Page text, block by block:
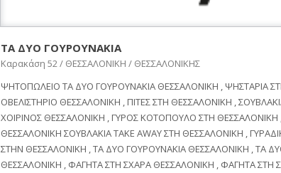
ΤΑ ΔΥΟ ΓΟΥΡΟΥΝΑΚΙΑ
Καρακάση 52 / ΘΕΣΣΑΛΟΝΙΚΗ / ΘΕΣΣΑΛΟΝΙΚΗΣ
ΨΗΤΟΠΩΛΕΙΟ ΤΑ ΔΥΟ ΓΟΥΡΟΥΝΑΚΙΑ ΘΕΣΣΑΛΟΝΙΚΗ , ΨΗΣΤΑΡΙΑ
ΟΒΕΛΙΣΤΗΡΙΟ ΘΕΣΣΑΛΟΝΙΚΗ , ΠΙΤΕΣ ΣΤΗ ΘΕΣΣΑΛΟΝΙΚΗ ,
ΧΟΙΡΙΝΟΣ ΘΕΣΣΑΛΟΝΙΚΗ , ΓΥΡΟΣ ΚΟΤΟΠΟΥΛΟ ΣΤΗ ΘΕΣΣΑΛΟΝΙΚΗ ,
ΘΕΣΣΑΛΟΝΙΚΗ ΣΟΥΒΛΑΚΙΑ TAKE AWAY ΣΤΗ ΘΕΣΣΑΛΟΝΙΚΗ ,
ΣΤΗΝ ΘΕΣΣΑΛΟΝΙΚΗ , ΤΑ ΔΥΟ ΓΟΥΡΟΥΝΑΚΙΑ ΘΕΣΣΑΛΟΝΙΚΗ , ΤΑ
ΘΕΣΣΑΛΟΝΙΚΗ , ΦΑΓΗΤΑ ΣΤΗ ΣΧΑΡΑ ΘΕΣΣΑΛΟΝΙΚΗ , ΦΑΓΗΤΑ ΣΤΗ